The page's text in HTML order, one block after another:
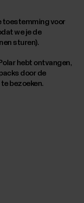
toestemming voor
we je de
sturen).
hebt ontvangen,
door de
bezoeken.